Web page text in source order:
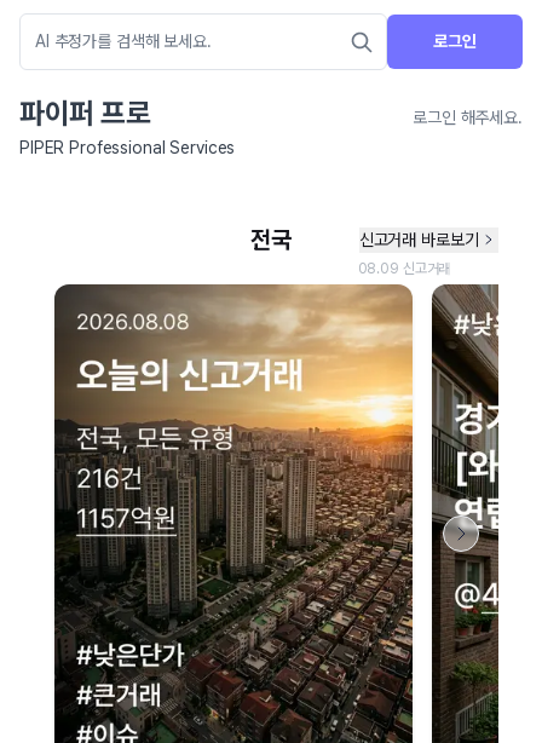
로그인
파이퍼 프로
로그인 해주세요.
PIPER Professional Services
네이버 지도 연결 안내
현재 네이버 지도 연결이 원활하지 않아 지도를 불러올 수 없습니다.
이용에 불편을 드려 죄송합니다.
다시 시도